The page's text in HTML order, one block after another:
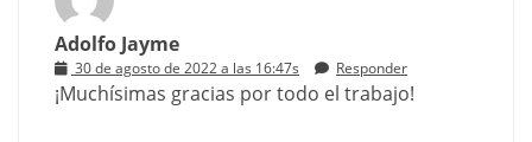
Adolfo Jayme
30 de agosto de 2022 a las 16:47s Responder
¡Muchísimas gracias por todo el trabajo!